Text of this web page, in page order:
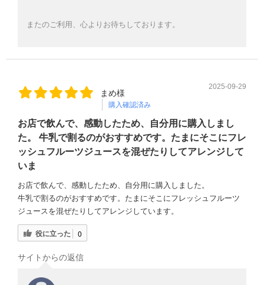
またのご利用、心よりお待ちしております。
まめ様
購入確認済み
2025-09-29
お店で飲んで、感動したため、自分用に購入しまし
た。 牛乳で割るのがおすすめです。たまにそこにフレ
ッシュフルーツジュースを混ぜたりしてアレンジして
いま
お店で飲んで、感動したため、自分用に購入しました。
牛乳で割るのがおすすめです。たまにそこにフレッシュフルーツ
ジュースを混ぜたりしてアレンジしています。
役に立った 0
サイトからの返信